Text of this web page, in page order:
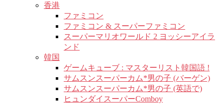
香港
ファミコン
ファミコン & スーパーファミコン
スーパーマリオワールド 2 ヨッシーアイラ
ンド
韓国
ゲームキューブ : マスターリスト韓国語 !
サムスンスーパーカム*男の子 (バーゲン)
サムスンスーパーカム*男の子 (英語で)
ヒュンダイスーパーComboy